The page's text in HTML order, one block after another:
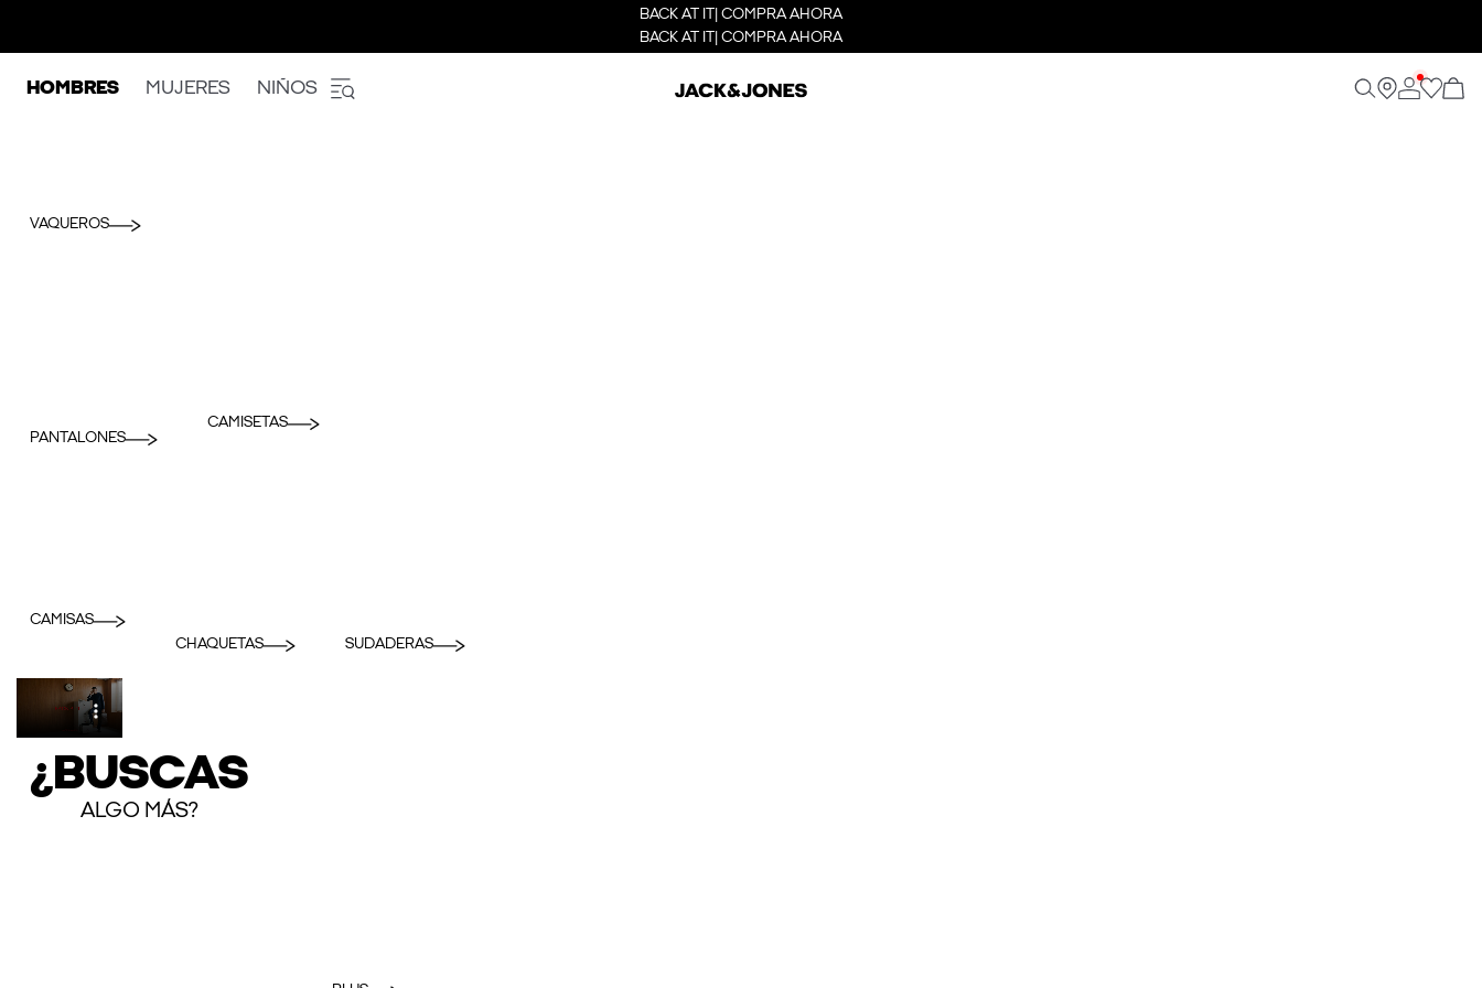
BACK AT IT| COMPRA AHORA
BACK AT IT| COMPRA AHORA
HOMBRES MUJERES NIÑOS
VAQUEROS
PANTALONES
CAMISETAS
CAMISAS
CHAQUETAS
SUDADERAS
¿BUSCAS
ALGO MÁS?